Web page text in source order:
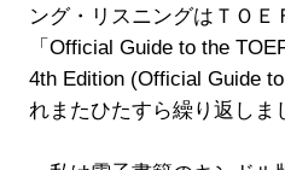
ング・リスニングはＴＯＥ
「Official Guide to the
4th Edition (Official Guide
れまたひたすら繰り返しま